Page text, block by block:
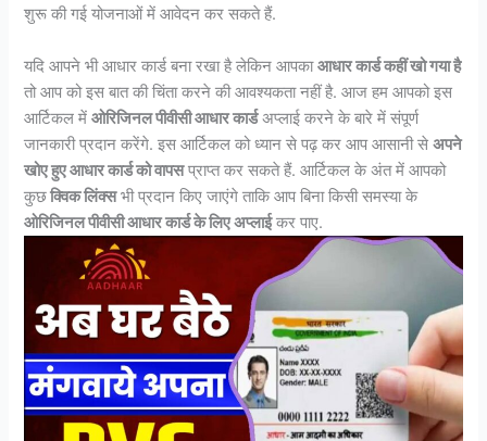
शुरू की गई योजनाओं में आवेदन कर सकते हैं.
यदि आपने भी आधार कार्ड बना रखा है लेकिन आपकाआधार कार्ड कहीं खो गया है
तो आप को इस बात की चिंता करने की आवश्यकता नहीं है. आज हम आपको इस
आर्टिकल मेंओरिजिनल पीवीसी आधार कार्डअप्लाई करने के बारे में संपूर्ण
जानकारी प्रदान करेंगे. इस आर्टिकल को ध्यान से पढ़ कर आप आसानी सेअपने
खोए हुए आधार कार्ड को वापसप्राप्त कर सकते हैं. आर्टिकल के अंत में आपको
कुछक्विक लिंक्सभी प्रदान किए जाएंगे ताकि आप बिना किसी समस्या के
ओरिजिनल पीवीसी आधार कार्ड के लिए अप्लाईकर पाए.